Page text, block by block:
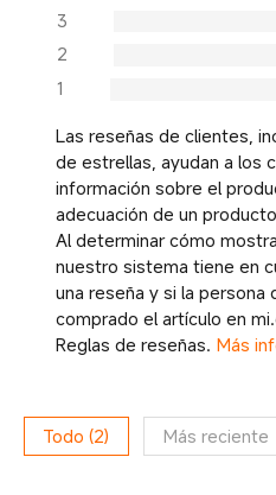
3
2
1
Las reseñas de clientes,
de estrellas, ayudan a los
información sobre el
adecuación de un
Al determinar cómo
nuestro sistema tiene en
una reseña y si la persona
comprado el artículo en
Reglas de reseñas. Más
Todo (2) Más reciente